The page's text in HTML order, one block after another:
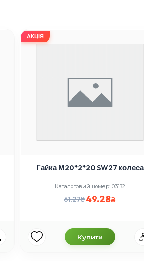
АКЦІЯ
Гайка М20*2*20 SW27 колеса
Каталоговий номер: 03182
61.27 49.28
Купити